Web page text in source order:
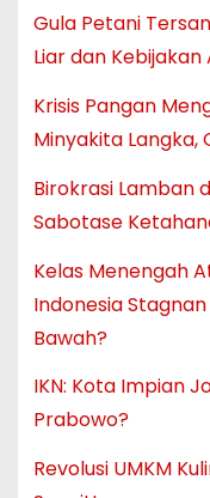
Gula Petani
Liar dan
Krisis Pangan
Minyakita Langka,
Birokrasi Lamban
Sabotase
Kelas Menengah
Indonesia Stagnan
Bawah?
IKN: Kota Impian
Prabowo?
Revolusi UMKM